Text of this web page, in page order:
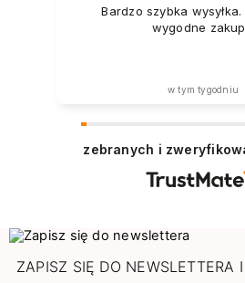
Bardzo szybka
wygodne
w tym tygodniu
zebranych i
ZAPISZ SIĘ DO NEWSLETTERA